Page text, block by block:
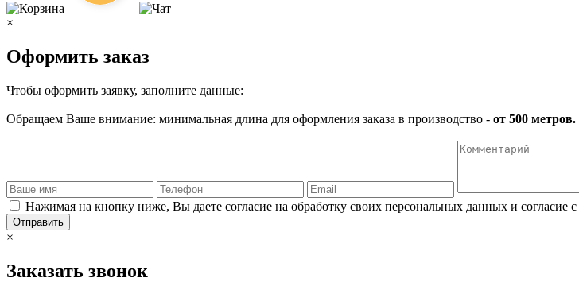
×
Оформить заказ
Чтобы оформить заявку, заполните данные:
Обращаем Ваше внимание: минимальная длина для оформления заказа в производство - от 500 метров.
Нажимая на кнопку ниже, Вы даете согласие на обработку своих персональных данных и согласие с
Отправить
×
Заказать звонок